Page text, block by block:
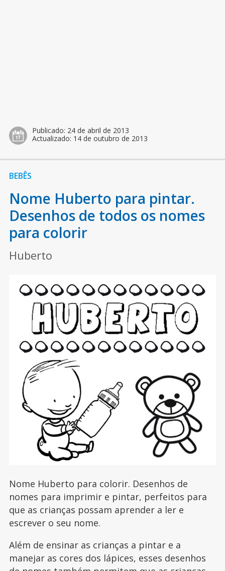
Publicado: 24 de abril de 2013
Actualizado: 14 de outubro de 2013
BEBÊS
Nome Huberto para pintar.
Desenhos de todos os nomes
para colorir
Huberto
Nome Huberto para colorir. Desenhos de
nomes para imprimir e pintar, perfeitos para
que as crianças possam aprender a ler e
escrever o seu nome.
Além de ensinar as crianças a pintar e a
manejar as cores dos lápices, esses desenhos